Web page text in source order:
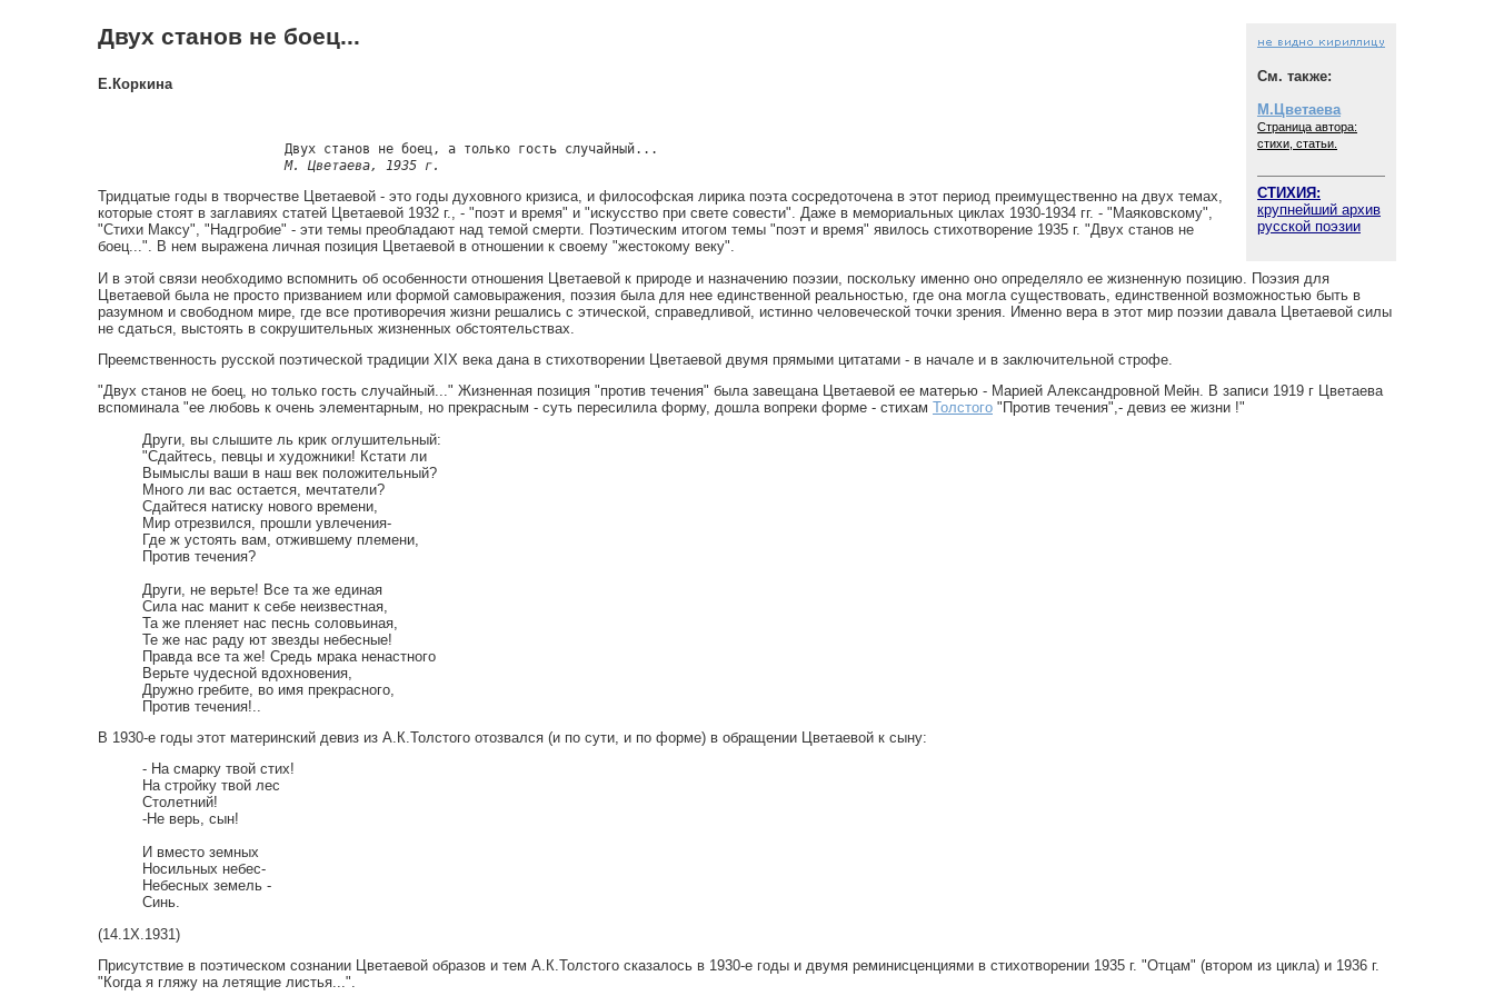
См. также:
М.Цветаева
Страница автора:
стихи, статьи.
СТИХИЯ:
крупнейший архив
русской поэзии
Двух станов не боец...
Е.Коркинa
                        Двух станов не боец, а только гость случайный...
М. Цветаева, 1935 г.
Тридцатые годы в творчестве Цветаевой - это годы духовного кризиса, и философская лирика поэта сосредоточена в этот период преимущественно на двух темах,
которые стоят в заглавиях статей Цветаевой 1932 г., - "поэт и время" и "искусство при свете совести". Даже в мемориальных циклах 1930-1934 гг. - "Маяковскому",
"Стихи Максу", "Надгробие" - эти темы преобладают над темой смерти. Поэтическим итогом темы "поэт и время" явилось стихотворение 1935 г. "Двух станов не
боец...". В нем выражена личная позиция Цветаевой в отношении к своему "жестокому веку".
И в этой связи необходимо вспомнить об особенности отношения Цветаевой к природе и назначению поэзии, поскольку именно оно определяло ее жизненную позицию. Поэзия для
Цветаевой была не просто призванием или формой самовыражения, поэзия была для нее единственной реальностью, где она могла существовать, единственной возможностью быть в
разумном и свободном мире, где все противоречия жизни решались с этической, справедливой, истинно человеческой точки зрения. Именно вера в этот мир поэзии давала Цветаевой силы
не сдаться, выстоять в сокрушительных жизненных обстоятельствах.
Преемственность русской поэтической традиции XIX века дана в стихотворении Цветаевой двумя прямыми цитатами - в начале и в заключительной строфе.
"Двух станов не боец, но только гость случайный..." Жизненная позиция "против течения" была завещана Цветаевой ее матерью - Марией Александровной Мейн. В записи 1919 г Цветаева
вспоминала "ее любовь к очень элементарным, но прекрасным - суть пересилила форму, дошла вопреки форме - стихам Толстого "Против течения",- девиз ее жизни !"
Други, вы слышите ль крик оглушительный:
"Сдайтесь, певцы и художники! Кстати ли
Вымыслы ваши в наш век положительный?
Много ли вас остается, мечтатели?
Сдайтеся натиску нового времени,
Мир отрезвился, прошли увлечения-
Где ж устоять вам, отжившему племени,
Против течения?
Други, не верьте! Все та же единая
Сила нас манит к себе неизвестная,
Та же пленяет нас песнь соловьиная,
Те же нас раду ют звезды небесные!
Правда все та же! Средь мрака ненастного
Верьте чудесной вдохновения,
Дружно гребите, во имя прекрасного,
Против течения!..
В 1930-е годы этот материнский девиз из А.К.Толстого отозвался (и по сути, и по форме) в обращении Цветаевой к сыну:
- На смарку твой стих!
На стройку твой лес
Столетний!
-Не верь, сын!
И вместо земных
Носильных небес-
Небесных земель -
Синь.
(14.1Х.1931)
Присутствие в поэтическом сознании Цветаевой образов и тем А.К.Толстого сказалось в 1930-е годы и двумя реминисценциями в стихотворении 1935 г. "Отцам" (втором из цикла) и 1936 г.
"Когда я гляжу на летящие листья...".